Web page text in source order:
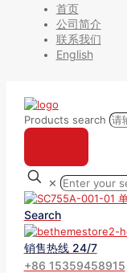
首页
公司简介
联系我们
English
Products search
✕
Search
销售热线 24/7
+86 15359458915